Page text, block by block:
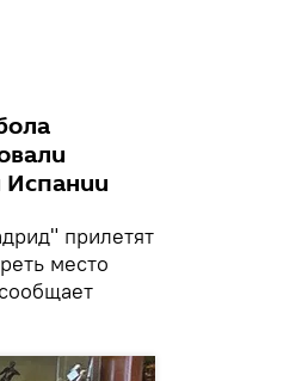
Испании
прилетят
место